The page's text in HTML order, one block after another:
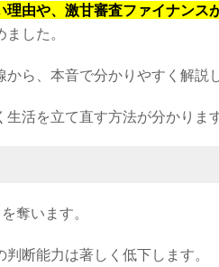
由や、激甘審査ファイナンス
した。
ら、本音で分かりやすく解説し
活を立て直す方法が分かります
奪います。
断能力は著しく低下します。